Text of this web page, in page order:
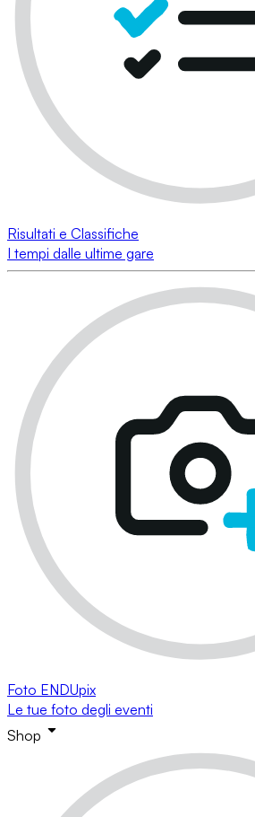
Risultati e Classifiche
I tempi dalle ultime gare
Foto ENDUpix
Le tue foto degli eventi
Shop